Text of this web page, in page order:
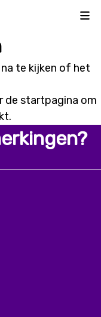
te kijken of het
de startpagina om